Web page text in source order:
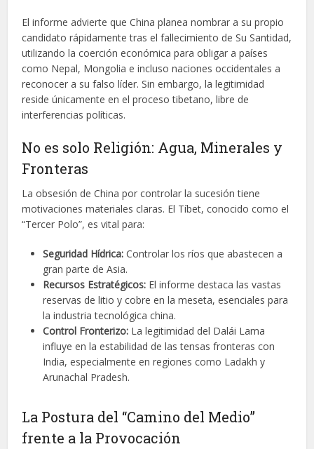
El informe advierte que China planea nombrar a su propio
candidato rápidamente tras el fallecimiento de Su Santidad,
utilizando la coerción económica para obligar a países
como Nepal, Mongolia e incluso naciones occidentales a
reconocer a su falso líder. Sin embargo, la legitimidad
reside únicamente en el proceso tibetano, libre de
interferencias políticas.
No es solo Religión: Agua, Minerales y
Fronteras
La obsesión de China por controlar la sucesión tiene
motivaciones materiales claras. El Tíbet, conocido como el
“Tercer Polo”, es vital para:
Seguridad Hídrica: Controlar los ríos que abastecen a
gran parte de Asia.
Recursos Estratégicos: El informe destaca las vastas
reservas de litio y cobre en la meseta, esenciales para
la industria tecnológica china.
Control Fronterizo: La legitimidad del Dalái Lama
influye en la estabilidad de las tensas fronteras con
India, especialmente en regiones como Ladakh y
Arunachal Pradesh.
La Postura del “Camino del Medio”
frente a la Provocación